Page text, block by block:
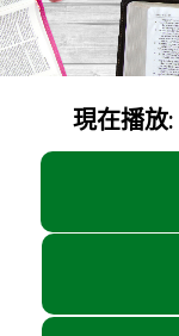
現在播放: